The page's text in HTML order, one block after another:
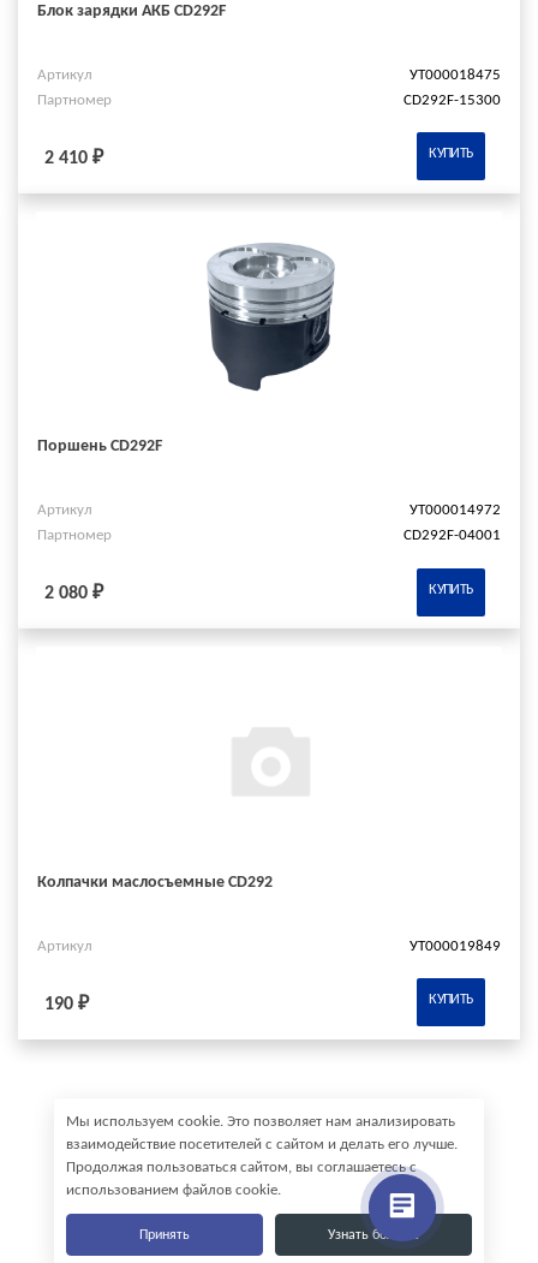
Блок зарядки АКБ CD292F
Артикул
УТ000018475
Партномер
CD292F-15300
2 410 ₽ КУПИТЬ
Поршень CD292F
Артикул
УТ000014972
Партномер
CD292F-04001
2 080 ₽ КУПИТЬ
Колпачки маслосъемные CD292
Артикул УТ000019849
190 ₽ КУПИТЬ
Мы используем cookie. Это позволяет нам анализировать
взаимодействие посетителей с сайтом и делать его лучше.
Продолжая пользоваться сайтом, вы соглашаетесь с
использованием файлов cookie.
Принять Узнать больше